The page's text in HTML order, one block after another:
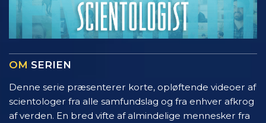
OM SERIEN
Denne serie præsenterer korte, opløftende videoer af
scientologer fra alle samfundslag og fra enhver afkrog
af verden. En bred vifte af almindelige mennesker fra